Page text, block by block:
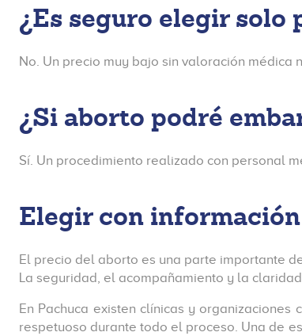
¿Es seguro elegir solo
No. Un precio muy bajo sin valoración
¿Si aborto podré
Sí. Un procedimiento realizado con personal
Elegir con
El precio del aborto es una parte importante
La seguridad, el acompañamiento y la
En Pachuca existen clínicas y
respetuoso durante todo el proceso. Una de